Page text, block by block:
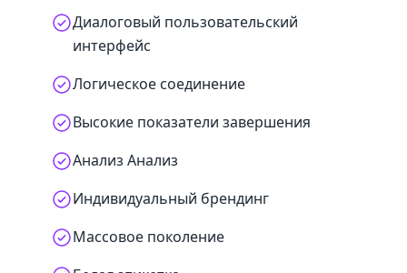
Диалоговый пользовательский
интерфейс
Логическое соединение
Высокие показатели завершения
Анализ Анализ
Индивидуальный брендинг
Массовое поколение